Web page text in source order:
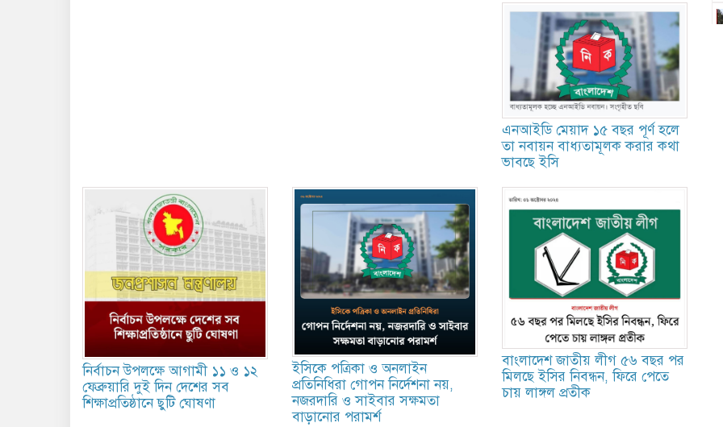
এনআইডি মেয়াদ ১৫ বছর পূর্ণ হলে
তা নবায়ন বাধ্যতামূলক করার কথা
ভাবছে ইসি
নির্বাচন উপলক্ষে আগামী ১১ ও ১২
ফেব্রুয়ারি দুই দিন দেশের সব
শিক্ষাপ্রতিষ্ঠানে ছুটি ঘোষণা
ইসিকে পত্রিকা ও অনলাইন
প্রতিনিধিরা গোপন নির্দেশনা নয়,
নজরদারি ও সাইবার সক্ষমতা
বাড়ানোর পরামর্শ
বাংলাদেশ জাতীয় লীগ ৫৬ বছর পর
মিলছে ইসির নিবন্ধন, ফিরে পেতে
চায় লাঙ্গল প্রতীক